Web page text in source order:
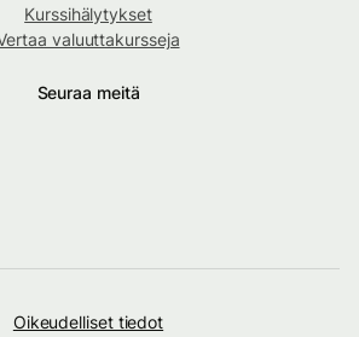
Kurssihälytykset
valuuttakursseja
Seuraa meitä
Oikeudelliset tiedot